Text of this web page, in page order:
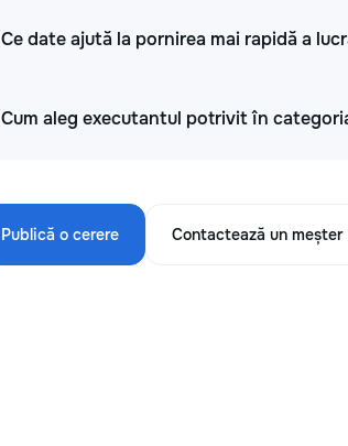
Ce date ajută la pornirea mai rapidă a
Cum aleg executantul potrivit în
Publică o cerere Contactează un meșter